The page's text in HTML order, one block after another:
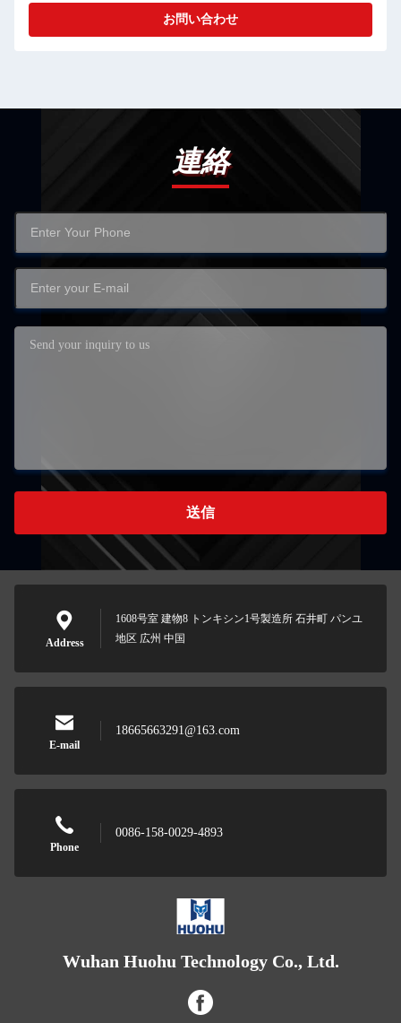
お問い合わせ
連絡
送信
Address
1608号室 建物8 トンキシン1号製造所 石井町 パンユ
地区 広州 中国
E-mail
18665663291@163.com
Phone
0086-158-0029-4893
Wuhan Huohu Technology Co., Ltd.